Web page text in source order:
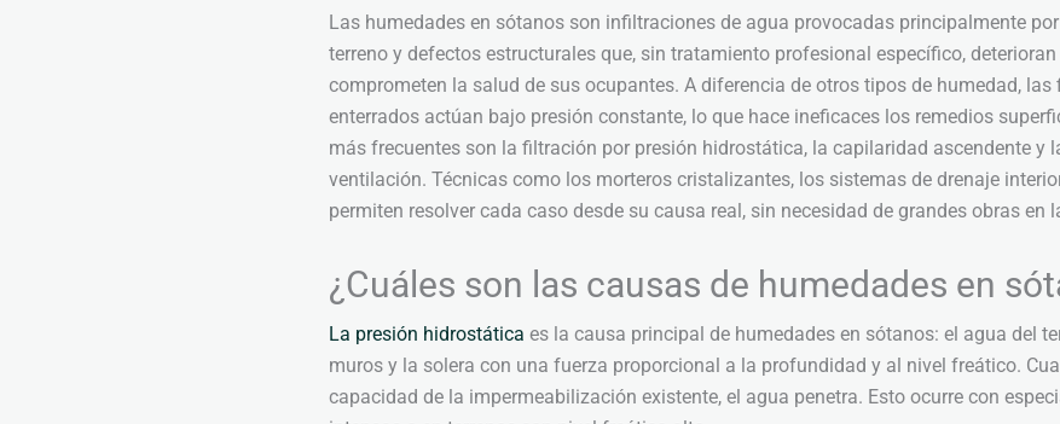
Las humedades en sótanos son infiltraciones de agua provocadas principalmente
terreno y defectos estructurales que, sin tratamiento profesional específico,
comprometen la salud de sus ocupantes. A diferencia de otros tipos de humedad,
enterrados actúan bajo presión constante, lo que hace ineficaces los remedios
más frecuentes son la filtración por presión hidrostática, la capilaridad ascendente y
ventilación. Técnicas como los morteros cristalizantes, los sistemas de drenaje
permiten resolver cada caso desde su causa real, sin necesidad de grandes obras en
¿Cuáles son las causas de humedades en
La presión hidrostática es la causa principal de humedades en sótanos: el agua del
muros y la solera con una fuerza proporcional a la profundidad y al nivel freático.
capacidad de la impermeabilización existente, el agua penetra. Esto ocurre con